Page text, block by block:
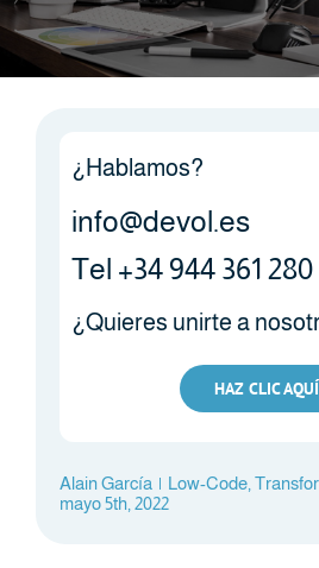
¿Hablamos?
info@devol.es
Tel +34 944 361 280
¿Quieres unirte a
HAZ CLIC AQUÍ
Alain García | Low-Code,
mayo 5th, 2022